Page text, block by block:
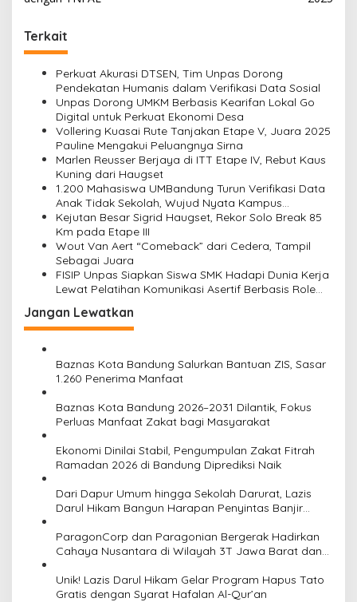
g
a
Terkait
Perkuat Akurasi DTSEN, Tim Unpas Dorong
Pendekatan Humanis dalam Verifikasi Data Sosial
Unpas Dorong UMKM Berbasis Kearifan Lokal Go
Digital untuk Perkuat Ekonomi Desa
Vollering Kuasai Rute Tanjakan Etape V, Juara 2025
Pauline Mengakui Peluangnya Sirna
Marlen Reusser Berjaya di ITT Etape IV, Rebut Kaus
Kuning dari Haugset
1.200 Mahasiswa UMBandung Turun Verifikasi Data
Anak Tidak Sekolah, Wujud Nyata Kampus
Membantu Jawa Barat Menyelamatkan Generasi
Kejutan Besar Sigrid Haugset, Rekor Solo Break 85
Km pada Etape III
Wout Van Aert “Comeback” dari Cedera, Tampil
Sebagai Juara
FISIP Unpas Siapkan Siswa SMK Hadapi Dunia Kerja
Lewat Pelatihan Komunikasi Asertif Berbasis Role
Jangan Lewatkan
Baznas Kota Bandung Salurkan Bantuan ZIS, Sasar
1.260 Penerima Manfaat
Baznas Kota Bandung 2026–2031 Dilantik, Fokus
Perluas Manfaat Zakat bagi Masyarakat
Ekonomi Dinilai Stabil, Pengumpulan Zakat Fitrah
Ramadan 2026 di Bandung Diprediksi Naik
Dari Dapur Umum hingga Sekolah Darurat, Lazis
Darul Hikam Bangun Harapan Penyintas Banjir
‎ParagonCorp dan Paragonian Bergerak Hadirkan
Cahaya Nusantara di Wilayah 3T Jawa Barat dan
Unik! Lazis Darul Hikam Gelar Program Hapus Tato
Gratis dengan Syarat Hafalan Al-Qur’an